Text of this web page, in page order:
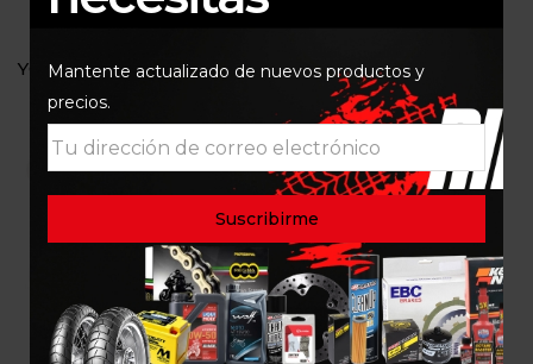
YOU MAY ALSO LIKE…
Mantente actualizado de nuevos productos y
precios.